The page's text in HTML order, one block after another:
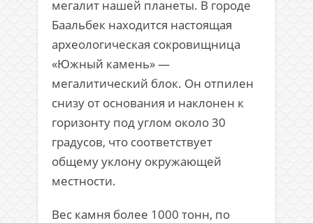
мегалит нашей планеты. В городе
Баальбек находится настоящая
археологическая сокровищница
«Южный камень» —
мегалитический блок. Он отпилен
снизу от основания и наклонен к
горизонту под углом около 30
градусов, что соответствует
общему уклону окружающей
местности.
Вес камня более 1000 тонн, по